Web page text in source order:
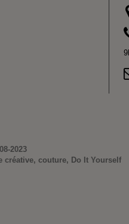
2023
créative, couture, Do It Yourself